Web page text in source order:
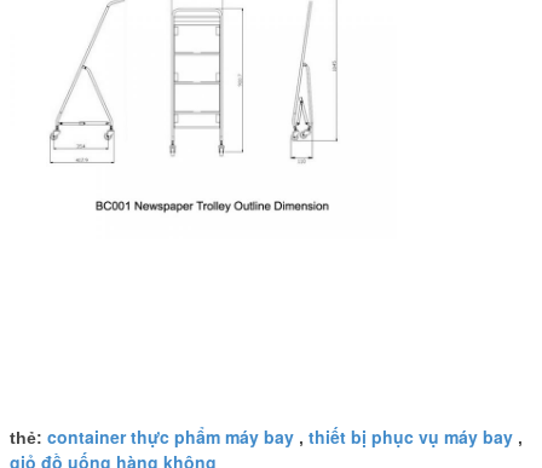
thẻ: container thực phẩm máy bay , thiết bị phục vụ máy bay ,
giỏ đồ uống hàng không